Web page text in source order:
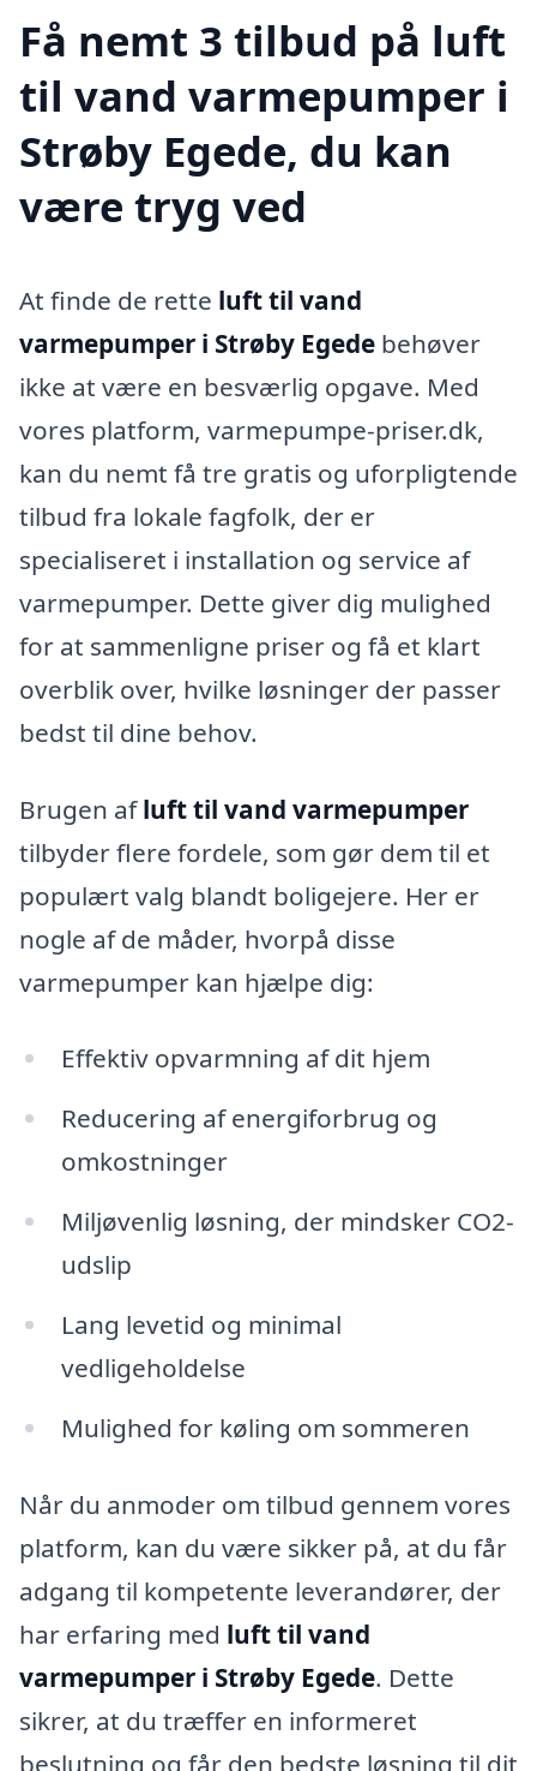
Få nemt 3 tilbud på luft
til vand varmepumper i
Strøby Egede, du kan
være tryg ved
At finde de rette luft til vand
varmepumper i Strøby Egede behøver
ikke at være en besværlig opgave. Med
vores platform, varmepumpe-priser.dk,
kan du nemt få tre gratis og uforpligtende
tilbud fra lokale fagfolk, der er
specialiseret i installation og service af
varmepumper. Dette giver dig mulighed
for at sammenligne priser og få et klart
overblik over, hvilke løsninger der passer
bedst til dine behov.
Brugen afluft til vand varmepumper
tilbyder flere fordele, som gør dem til et
populært valg blandt boligejere. Her er
nogle af de måder, hvorpå disse
varmepumper kan hjælpe dig:
Effektiv opvarmning af dit hjem
Reducering af energiforbrug og
omkostninger
Miljøvenlig løsning, der mindsker CO2-
udslip
Lang levetid og minimal
vedligeholdelse
Mulighed for køling om sommeren
Når du anmoder om tilbud gennem vores
platform, kan du være sikker på, at du får
adgang til kompetente leverandører, der
har erfaring med luft til vand
varmepumper i Strøby Egede. Dette
sikrer, at du træffer en informeret
beslutning og får den bedste løsning til dit